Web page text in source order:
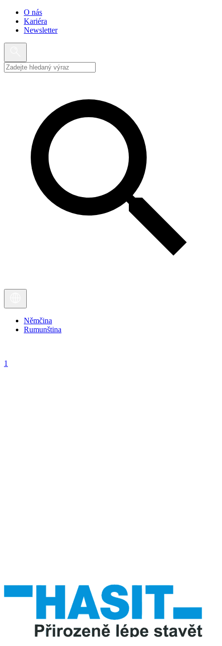
O nás
Kariéra
Newsletter
Němčina
Rumunština
1